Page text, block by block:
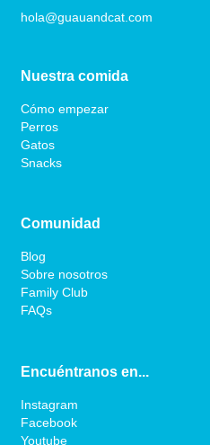
hola@guauandcat.com
Nuestra comida
Cómo empezar
Perros
Gatos
Snacks
Comunidad
Blog
Sobre nosotros
Family Club
FAQs
Encuéntranos en...
Instagram
Facebook
Youtube